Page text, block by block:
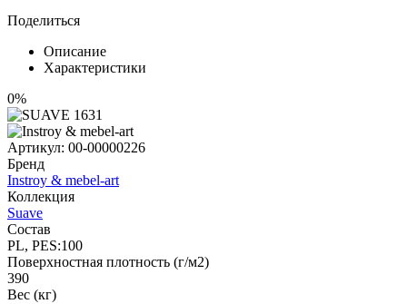
Поделиться
Описание
Характеристики
0%
Артикул: 00-00000226
Бренд
Instroy & mebel-art
Коллекция
Suave
Состав
PL, PES:100
Поверхностная плотность (г/м2)
390
Вес (кг)